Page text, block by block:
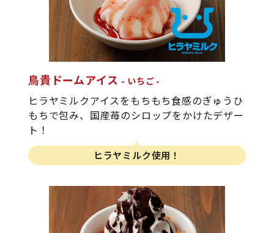
鳥貴ドームアイス いちご
ヒラヤミルクアイスをもちもち食感のぎゅうひ
もちで包み、国産苺のシロップをかけたデザー
ト！
ヒラヤミルク使用！